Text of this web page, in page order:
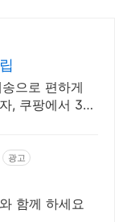
으로 편하게
, 쿠팡에서 30
광고
함께 하세요